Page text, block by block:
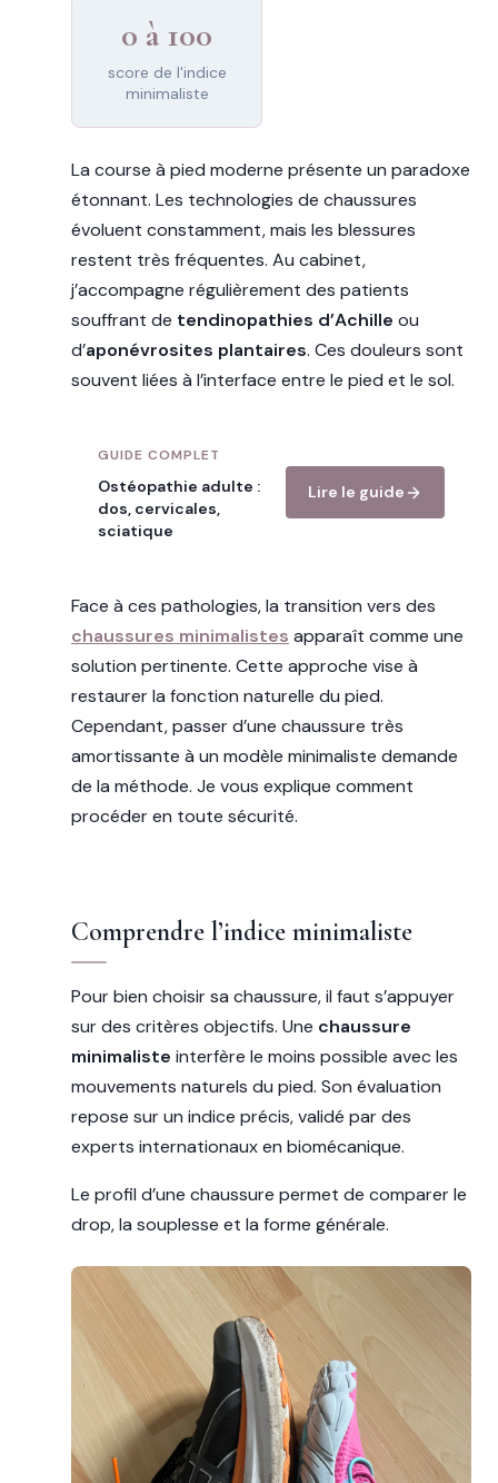
0 à 100
score de l'indice
minimaliste
La course à pied moderne présente un paradoxe
étonnant. Les technologies de chaussures
évoluent constamment, mais les blessures
restent très fréquentes. Au cabinet,
j’accompagne régulièrement des patients
souffrant de tendinopathies d’Achille ou
d’aponévrosites plantaires. Ces douleurs sont
souvent liées à l’interface entre le pied et le sol.
GUIDE COMPLET
Ostéopathie adulte :
dos, cervicales,
sciatique
Lire le guide
Face à ces pathologies, la transition vers des
chaussures minimalistes apparaît comme une
solution pertinente. Cette approche vise à
restaurer la fonction naturelle du pied.
Cependant, passer d’une chaussure très
amortissante à un modèle minimaliste demande
de la méthode. Je vous explique comment
procéder en toute sécurité.
Comprendre l’indice minimaliste
Pour bien choisir sa chaussure, il faut s’appuyer
sur des critères objectifs. Une chaussure
minimaliste interfère le moins possible avec les
mouvements naturels du pied. Son évaluation
repose sur un indice précis, validé par des
experts internationaux en biomécanique.
Le profil d’une chaussure permet de comparer le
drop, la souplesse et la forme générale.